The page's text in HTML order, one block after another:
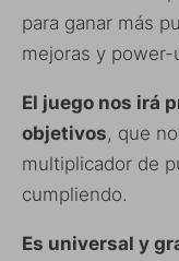
para ganar más
mejoras y power-
El juego nos irá
objetivos, que
multiplicador de
cumpliendo.
Es universal y